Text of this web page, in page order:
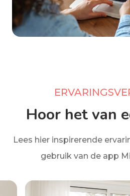
Hoor het van
Lees hier inspirerende
gebruik van de app